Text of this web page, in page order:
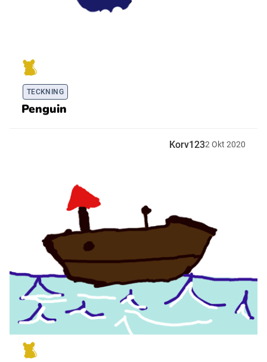
TECKNING
Penguin
Korv1232Okt 2020